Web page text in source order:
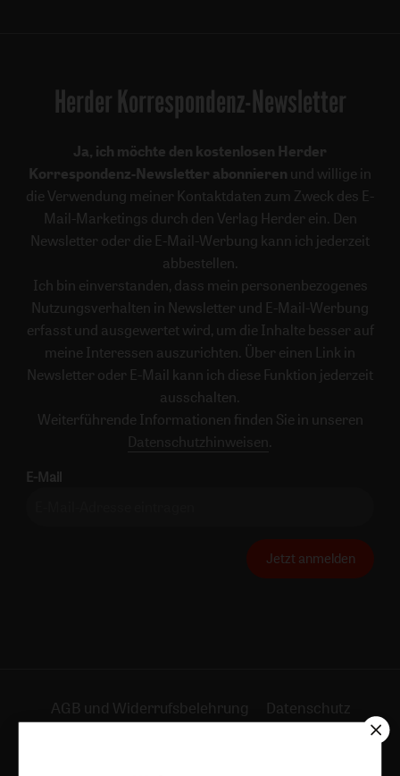
Herder Korrespondenz-Newsletter
Ja, ich möchte den kostenlosen Herder
Korrespondenz-Newsletter abonnieren und willige in
die Verwendung meiner Kontaktdaten zum Zweck des E-
Mail-Marketings durch den Verlag Herder ein. Den
Newsletter oder die E-Mail-Werbung kann ich jederzeit
abbestellen.
Ich bin einverstanden, dass mein personenbezogenes
Nutzungsverhalten in Newsletter und E-Mail-Werbung
erfasst und ausgewertet wird, um die Inhalte besser auf
meine Interessen auszurichten. Über einen Link in
Newsletter oder E-Mail kann ich diese Funktion jederzeit
ausschalten.
Weiterführende Informationen finden Sie in unseren
Datenschutzhinweisen .
E-Mail
Jetzt anmelden
AGB und Widerrufsbelehrung
Datenschutz